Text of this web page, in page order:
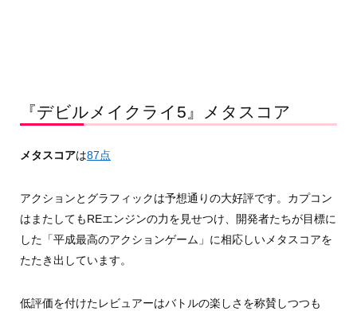
『デビルメイクライ5』メタスコア
メタスコアは87点
アクションとグラフィックは予想通りの大好評です。カプコン
はまたしてもREエンジンの力を見せつけ、開発者たちが目標に
した「平成最高のアクションゲーム」に相応しいメタスコアを
たたき出しています。
低評価を付けたレビュアーはバトルの楽しさを称賛しつつも